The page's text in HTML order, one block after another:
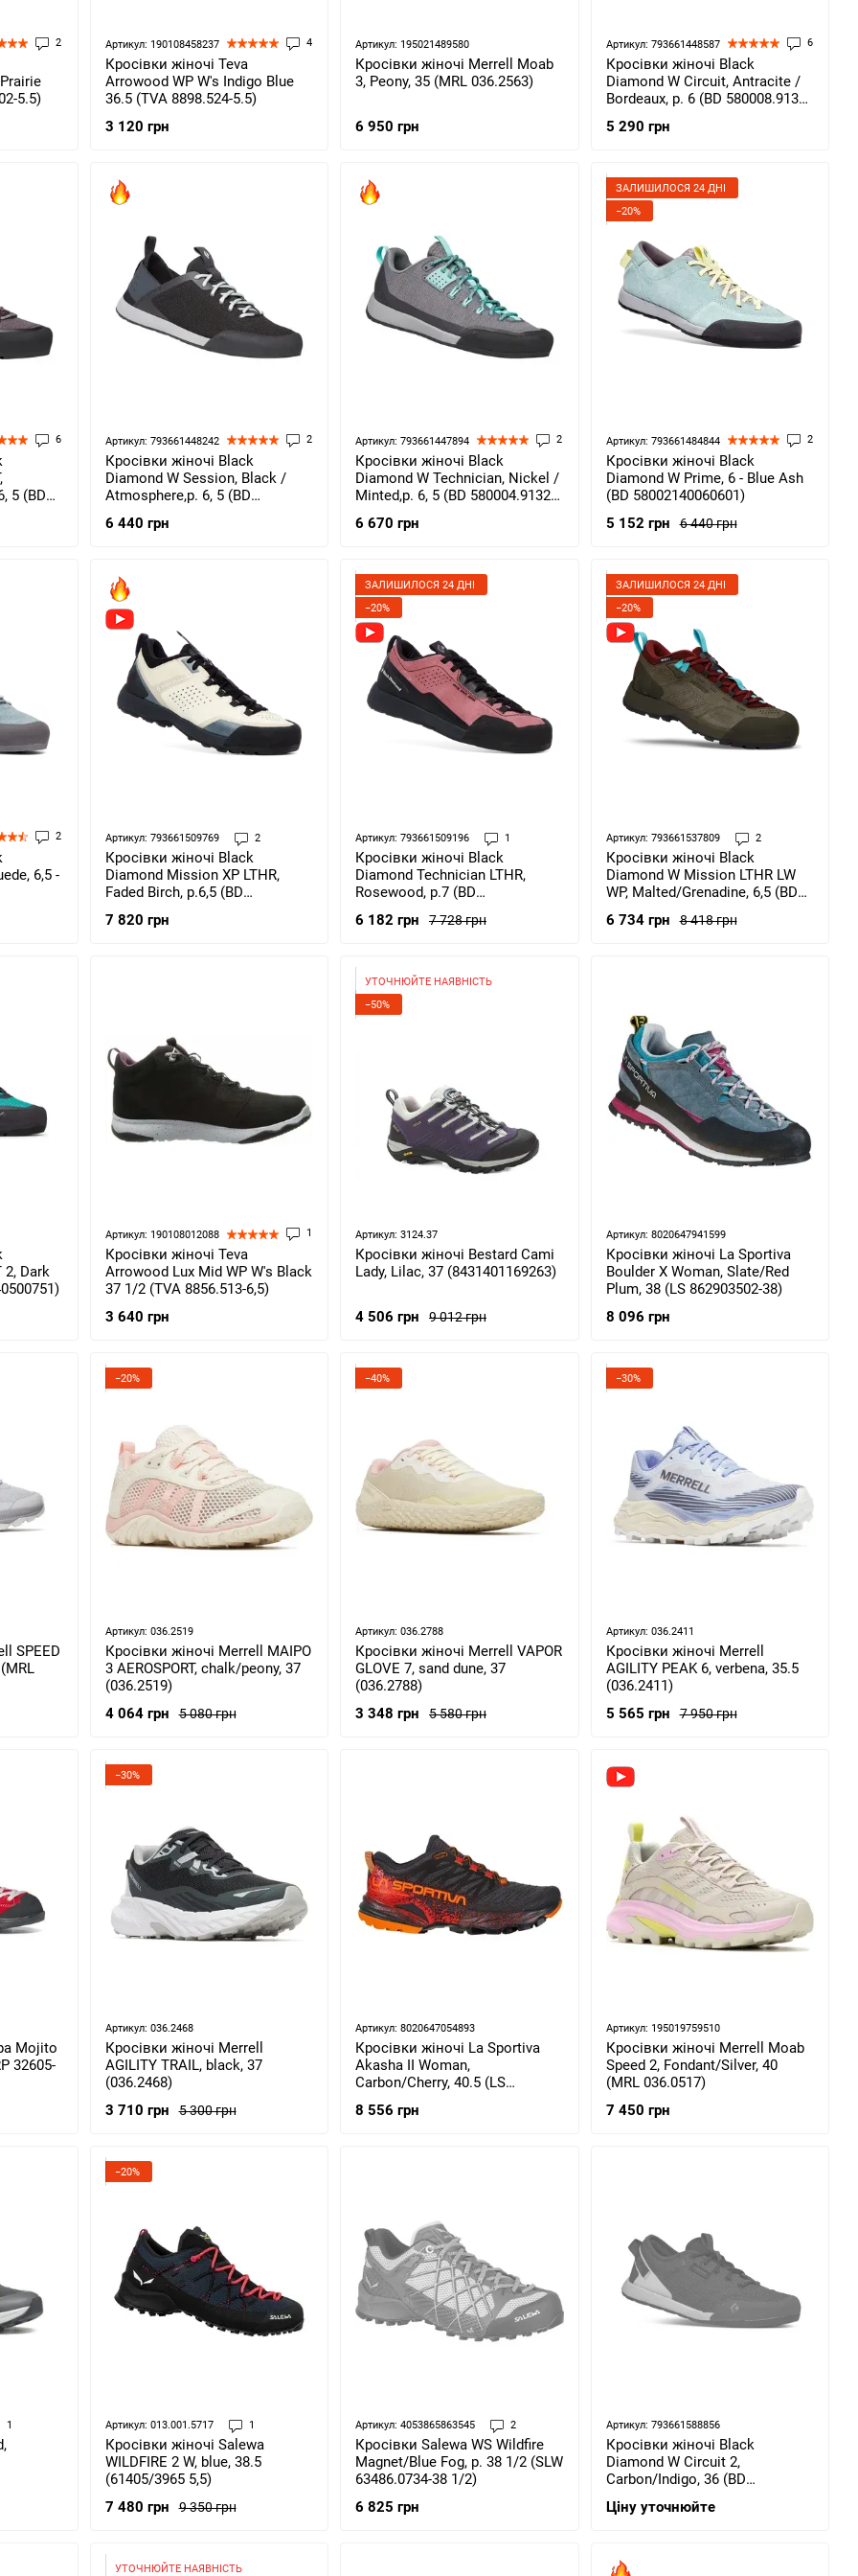
2
5.5)
Артикул: 190108458237 4
Кросівки жіночі Teva
Arrowood WP W's Indigo Blue
36.5 (TVA 8898.524-5.5)
3 120 грн
Артикул: 195021489580
Кросівки жіночі Merrell Moab
3, Peony, 35 (MRL 036.2563)
6 950 грн
Артикул: 793661448587 6
Кросівки жіночі Black
Diamond W Circuit, Antracite /
Bordeaux, р. 6 (BD 580008.9136-
5 290 грн
6
5 (BD
Артикул: 793661448242 2
Кросівки жіночі Black
Diamond W Session, Black /
Atmosphere,р. 6, 5 (BD
6 440 грн
Артикул: 793661447894 2
Кросівки жіночі Black
Diamond W Technician, Nickel /
Minted,р. 6, 5 (BD 580004.9132-
6 670 грн
ЗАЛИШИЛОСЯ 24 ДНІ
−20%
Артикул: 793661484844 2
Кросівки жіночі Black
Diamond W Prime, 6 - Blue Ash
(BD 58002140060601)
6 440 грн
5 152 грн
2
6,5 -
Артикул: 793661509769 2
Кросівки жіночі Black
Diamond Mission XP LTHR,
Faded Birch, р.6,5 (BD
7 820 грн
ЗАЛИШИЛОСЯ 24 ДНІ
−20%
Артикул: 793661509196 1
Кросівки жіночі Black
Diamond Technician LTHR,
Rosewood, р.7 (BD
7 728 грн
6 182 грн
ЗАЛИШИЛОСЯ 24 ДНІ
−20%
Артикул: 793661537809 2
Кросівки жіночі Black
Diamond W Mission LTHR LW
WP, Malted/Grenadine, 6,5 (BD
8 418 грн
6 734 грн
2, Dark
Артикул: 190108012088 1
Кросівки жіночі Teva
Arrowood Lux Mid WP W's Black
37 1/2 (TVA 8856.513-6,5)
3 640 грн
УТОЧНЮЙТЕ НАЯВНІСТЬ
−50%
Артикул: 3124.37
Кросівки жіночі Bestard Cami
Lady, Lilac, 37 (8431401169263)
9 012 грн
4 506 грн
Артикул: 8020647941599
Кросівки жіночі La Sportiva
Boulder X Woman, Slate/Red
Plum, 38 (LS 862903502-38)
8 096 грн
SPEED
−20%
Артикул: 036.2519
Кросівки жіночі Merrell MAIPO
3 AEROSPORT, chalk/peony, 37
(036.2519)
5 080 грн
4 064 грн
−40%
Артикул: 036.2788
Кросівки жіночі Merrell VAPOR
GLOVE 7, sand dune, 37
(036.2788)
5 580 грн
3 348 грн
−30%
Артикул: 036.2411
Кросівки жіночі Merrell
AGILITY PEAK 6, verbena, 35.5
(036.2411)
7 950 грн
5 565 грн
Mojito
32605-
−30%
Артикул: 036.2468
Кросівки жіночі Merrell
AGILITY TRAIL, black, 37
(036.2468)
5 300 грн
3 710 грн
Артикул: 8020647054893
Кросівки жіночі La Sportiva
Akasha II Woman,
Carbon/Cherry, 40.5 (LS
8 556 грн
Артикул: 195019759510
Кросівки жіночі Merrell Moab
Speed 2, Fondant/Silver, 40
(MRL 036.0517)
7 450 грн
1
−20%
Артикул: 013.001.5717 1
Кросівки жіночі Salewa
WILDFIRE 2 W, blue, 38.5
(61405/3965 5,5)
9 350 грн
7 480 грн
Артикул: 4053865863545 2
Кросівки Salewa WS Wildfire
Magnet/Blue Fog, р. 38 1/2 (SLW
63486.0734-38 1/2)
6 825 грн
Артикул: 793661588856
Кросівки жіночі Black
Diamond W Circuit 2,
Carbon/Indigo, 36 (BD
Ціну уточнюйте
УТОЧНЮЙТЕ НАЯВНІСТЬ